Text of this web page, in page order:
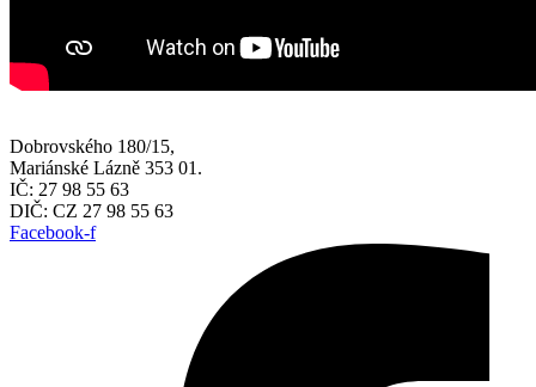
Dobrovského 180/15,
Mariánské Lázně 353 01.
IČ: 27 98 55 63
DIČ: CZ 27 98 55 63
Facebook-f